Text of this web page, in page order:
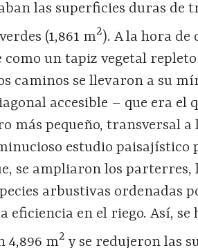
las superficies duras de
(1,861 m2). A la hora
como un tapiz vegetal
caminos se llevaron a su mí
accesible – que era el
más pequeño, transversal a
estudio paisajístico
se ampliaron los parterres,
arbustivas ordenadas
eficiencia en el riego. Así, se
4,896 m2 y se redujeron las